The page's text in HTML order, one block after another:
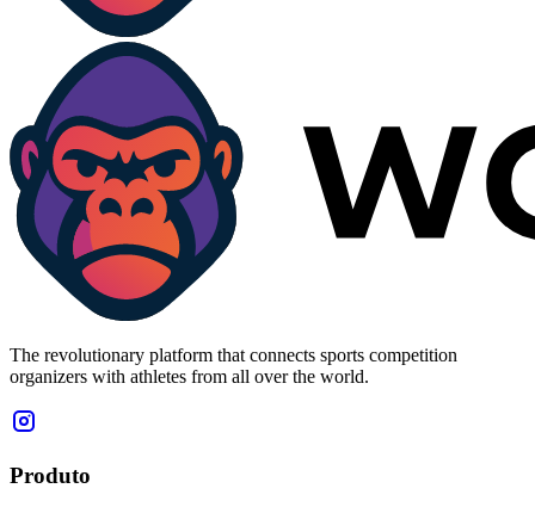
The revolutionary platform that connects sports competition
organizers with athletes from all over the world.
Produto